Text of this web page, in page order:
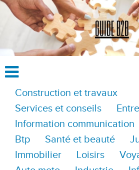
Construction et travaux
Services et conseils
Information communication
Btp
Santé et beauté
Immobilier
Loisirs